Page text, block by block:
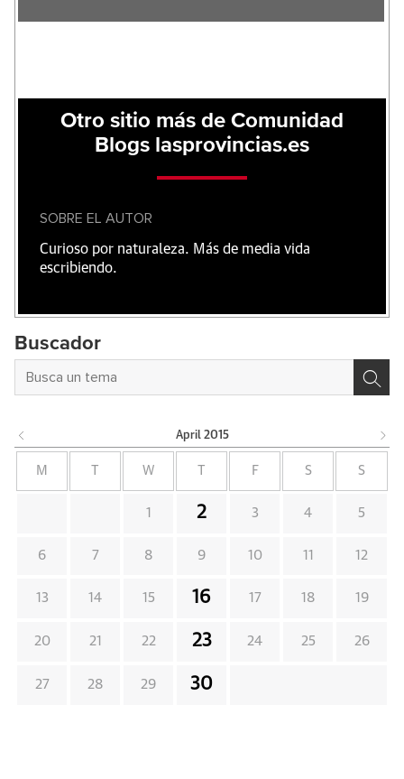
Otro sitio más de Comunidad
Blogs lasprovincias.es
SOBRE EL AUTOR
Curioso por naturaleza. Más de media vida
escribiendo.
Buscador
April 2015
M W F S S
1 2 3 4 5
6 7 8 9 10 11 12
13 14 15 16 17 18 19
20 21 22 23 24 25 26
27 28 29 30